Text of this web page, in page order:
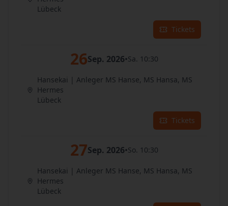
Lübeck
Tickets
26Sep. 2026•Sa. 10:30
Hansekai | Anleger MS Hanse, MS Hansa, MS
Hermes
Lübeck
Tickets
27Sep. 2026•So. 10:30
Hansekai | Anleger MS Hanse, MS Hansa, MS
Hermes
Lübeck